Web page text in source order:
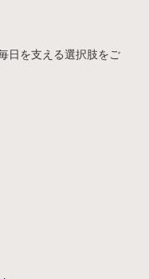
日を支える選択肢をご